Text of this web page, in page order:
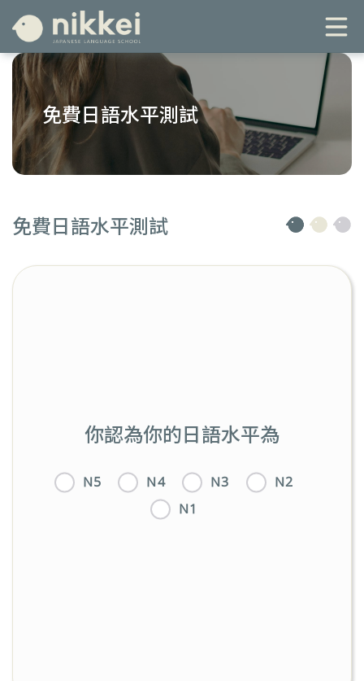
免費日語水平測試
免費日語水平測試
你認為你的日語水平為
N5 N4 N3
N2
N1